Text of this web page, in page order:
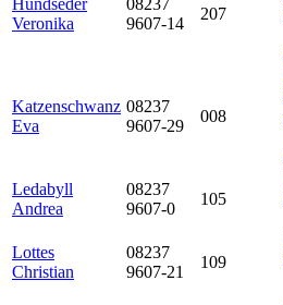
Hundseder
Veronika
08237
9607-14
207
Katzenschwanz
Eva
08237
9607-29
008
Ledabyll
Andrea
08237
9607-0
105
Lottes
Christian
08237
9607-21
109